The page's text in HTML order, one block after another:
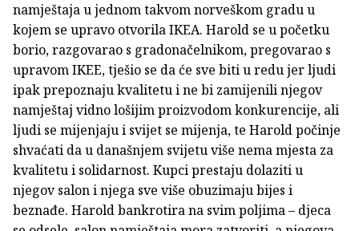
namještaja u jednom takvom norveškom gradu u
kojem se upravo otvorila IKEA. Harold se u početku
borio, razgovarao s gradonačelnikom, pregovarao s
upravom IKEE, tješio se da će sve biti u redu jer ljudi
ipak prepoznaju kvalitetu i ne bi zamijenili njegov
namještaj vidno lošijim proizvodom konkurencije, ali
ljudi se mijenjaju i svijet se mijenja, te Harold počinje
shvaćati da u današnjem svijetu više nema mjesta za
kvalitetu i solidarnost. Kupci prestaju dolaziti u
njegov salon i njega sve više obuzimaju bijes i
beznađe. Harold bankrotira na svim poljima – djeca